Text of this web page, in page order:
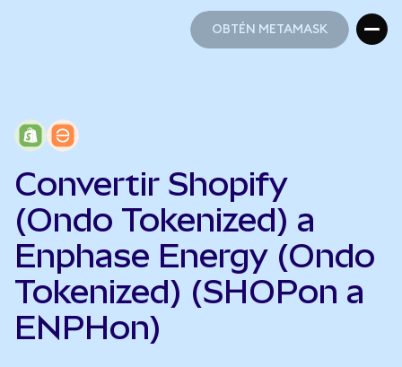
OBTÉN METAMASK
Convertir Shopify
(Ondo Tokenized) a
Enphase Energy (Ondo
Tokenized) (SHOPon a
ENPHon)